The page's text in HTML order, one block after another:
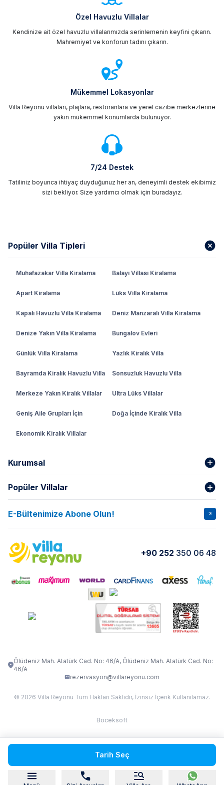
Özel Havuzlu Villalar
Kendinize ait özel havuzlu villalarımızda serinlemenin keyfini çıkarın.
Mahremiyet ve konforun tadını çıkarın.
Mükemmel Lokasyonlar
Villa Reyonu villaları, plajlara, restoranlara ve yerel cazibe merkezlerine
yakın mükemmel konumlarda bulunuyor.
7/24 Destek
Tatiliniz boyunca ihtiyaç duyduğunuz her an, deneyimli destek ekibimiz
sizi bekliyor. Size yardımcı olmak için buradayız.
Popüler Villa Tipleri
Muhafazakar Villa Kiralama Balayı Villası Kiralama
Apart Kiralama Lüks Villa Kiralama
Kapalı Havuzlu Villa Kiralama Deniz Manzaralı Villa Kiralama
Denize Yakın Villa Kiralama Bungalov Evleri
Günlük Villa Kiralama Yazlık Kiralık Villa
Bayramda Kiralık Havuzlu Villa Sonsuzluk Havuzlu Villa
Merkeze Yakın Kiralık Villalar Ultra Lüks Villalar
Geniş Aile Grupları İçin Doğa İçinde Kiralık Villa
Ekonomik Kiralık Villalar
Kurumsal
Hakkımızda
İptal Şartları Banka Hesapları
Kurumsal Blog
Yorumlar Nasıl Kiralarım
Popüler Villalar
VİLLA SALKIM VİLLA SLAY 1
VİLLA OLENNA 1 VİLLA MERT
VILLA ADRIMA 1
VİLLA TİAMO VİLLA ZEYTİN DALI
VILLA ELMALI
E-Bültenimize Abone Olun!
+90 252 350 06 48
Ölüdeniz Mah. Atatürk Cad. No: 46/A, Ölüdeniz Mah. Atatürk Cad. No:
46/A
rezervasyon@villareyonu.com
© 2026 Villa Reyonu Tüm Hakları Saklıdır, İzinsiz İçerik Kullanılamaz.
Boceksoft
Fethiye Kas Kalkan 2
Tarih Seç